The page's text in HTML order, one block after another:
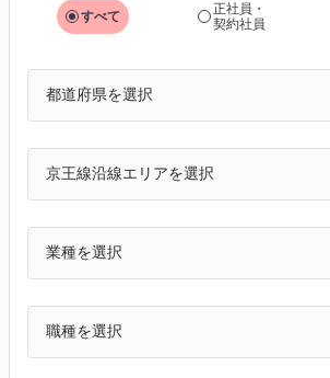
すべて
正社員・
契約社員